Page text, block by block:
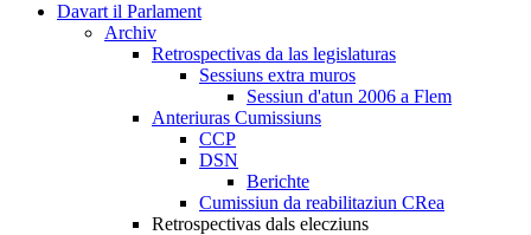
Davart il Parlament
Archiv
Retrospectivas da las legislaturas
Sessiuns extra muros
Sessiun d'atun 2006 a Flem
Anteriuras Cumissiuns
CCP
DSN
Berichte
Cumissiun da reabilitaziun CRea
Retrospectivas dals elecziuns